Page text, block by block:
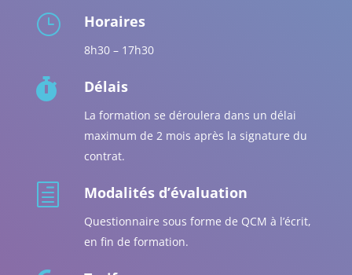
} Horaires
8h30 – 17h30
 Délais
La formation se déroulera dans un délai
maximum de 2 mois après la signature du
contrat.
h Modalités d’évaluation
Questionnaire sous forme de QCM à l’écrit,
en fin de formation.